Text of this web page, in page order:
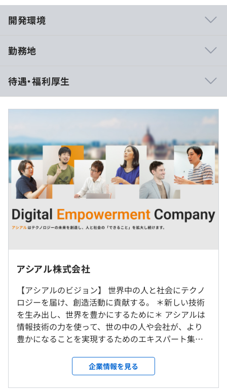
開発環境
アシアルが提供するHTML5でモバイルアプリを開発でき
る統合開発環境です。全世界で30万以上のユーザーに愛用
され、Monacaを使用して10万を超えるアプリが誕生して
います。自社でのアプリ開発経験をもとに、開発者がより
快適に効率的に開発を行なえる製品を提供します。
【開発部門の魅力】
アシアルは全員が専門領域を持つスペシャリスト集団であ
り、英語が堪能なメンバーが多いためグローバル水準の技
術力を誇ります。さらに、時代や環境に伴った変化に柔軟
を取り入れ、新しい開発スタイルに挑戦しています。
お客様に伴走し、ビジネスを深く理解する力、そして自社
【選ばれる理由】
アシアルが選ばれる背景には、培ってきた技術やノウハウ
はもちろん、大切にしてきた独自のカルチャーや取り組み
も影響していると私たちは考えています。
した事例をご紹介いたします。
＊「ぷよぷよ」を活用したプログラミング学習を実現
勤務地
月に数回程度オフィスへ出社をお願いします。
（入社後1～2か月間はスキルに合わせて研修が実施され
るため、週2～3回、東京本社に出勤していたく場合があ
ります。研修が終了後から完全リモートとなります）
就業場所の変更範囲
待遇・福利厚生
（※想定年収は年収提示額を保証するものではありません）
標準労働時間 8時間00分/日
フレックスタイム制（コアタイム 11:00～15:00）
休憩時間：休憩60分 ※昼食時間は業務の都合により各々
の自主性に任せています
・完全週休2日制
・年次有給休暇
・夏季・年末年始休暇
・慶弔休暇
通勤交通費支給（上限月額 5 万円迄）
アシアル株式会社
【アシアルのビジョン】 世界中の人と社会にテクノ
ロジーを届け、創造活動に貢献する。 ＊新しい技術
を生み出し、世界を豊かにするために＊ アシアルは
情報技術の力を使って、世の中の人や会社が、より
豊かになることを実現するためのエキスパート集団
やユーザー、学習者の「できること」を増やし、社
会の可能性を広げていきたいと考えます。 ＊PWAに
登録＊ 2019年には、世界で14社が掲載されている
企業情報を見る